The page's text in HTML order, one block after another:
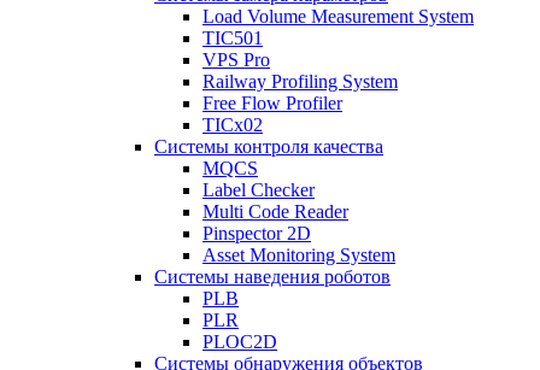
Load Volume Measurement System
TIC501
VPS Pro
Railway Profiling System
Free Flow Profiler
TICx02
Системы контроля качества
MQCS
Label Checker
Multi Code Reader
Pinspector 2D
Asset Monitoring System
Системы наведения роботов
PLB
PLR
PLOC2D
Системы обнаружения объектов